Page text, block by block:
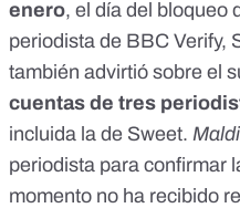
enero, el día del bloqueo
periodista de BBC Verify,
también advirtió sobre el
cuentas de tres
incluida la de Sweet.
periodista para confirmar
momento no ha recibido